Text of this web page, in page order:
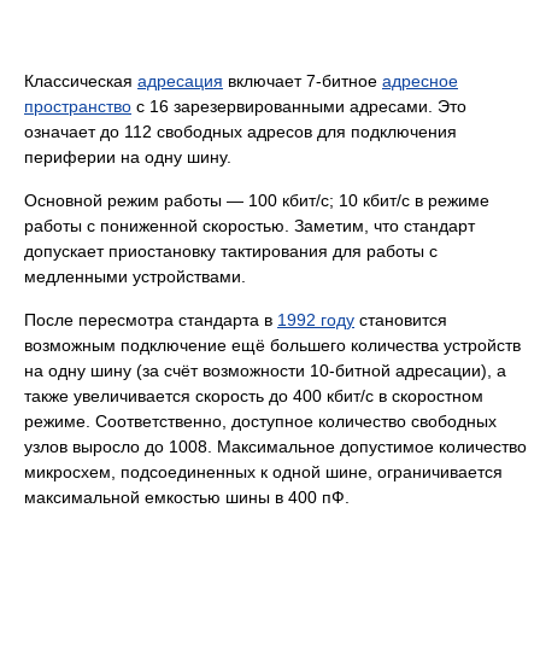
Классическая адресация включает 7-битное адресное
пространство с 16 зарезервированными адресами. Это
означает до 112 свободных адресов для подключения
периферии на одну шину.
Основной режим работы — 100 кбит/с; 10 кбит/с в режиме
работы с пониженной скоростью. Заметим, что стандарт
допускает приостановку тактирования для работы с
медленными устройствами.
После пересмотра стандарта в 1992 году становится
возможным подключение ещё большего количества устройств
на одну шину (за счёт возможности 10-битной адресации), а
также увеличивается скорость до 400 кбит/с в скоростном
режиме. Соответственно, доступное количество свободных
узлов выросло до 1008. Максимальное допустимое количество
микросхем, подсоединенных к одной шине, ограничивается
максимальной емкостью шины в 400 пФ.